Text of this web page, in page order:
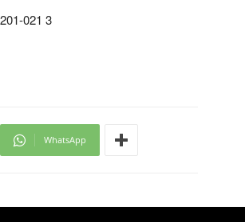
WhatsApp